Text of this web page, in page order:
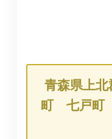
青森県上
町 七戸